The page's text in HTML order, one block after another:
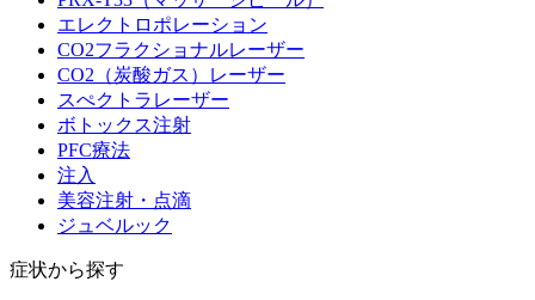
エレクトロポレーション
CO2フラクショナルレーザー
CO2（炭酸ガス）レーザー
スぺクトラレーザー
ボトックス注射
PFC療法
注入
美容注射・点滴
ジュベルック
症状から探す